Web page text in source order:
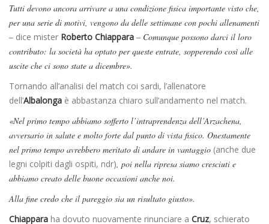
Tutti devono ancora arrivare a una condizione fisica importante visto che,
per una serie di motivi, vengono da delle settimane con pochi allenamenti
– dice mister Roberto Chiappara – Comunque possono darci il loro
contributo: la società ha optato per queste entrate, sopperendo così alle
uscite che ci sono state a dicembre».
Tornando all’analisi del match coi sardi, l’allenatore
dell’Albalonga è abbastanza chiaro sull’andamento nel match.
«Nel primo tempo abbiamo sofferto l’intraprendenza dell’Arzachena,
avversario in salute e molto forte dal punto di vista fisico. Onestamente
nel primo tempo avrebbero meritato di andare in vantaggio (anche due
legni colpiti dagli ospiti, ndr) , poi nella ripresa siamo cresciuti e
abbiamo creato delle buone occasioni anche noi.
Alla fine credo che il pareggio sia un risultato giusto».
Chiappara ha dovuto nuovamente rinunciare a Cruz, schierato